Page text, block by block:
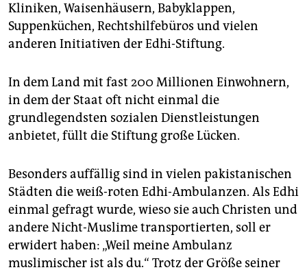
Kliniken, Waisenhäusern, Babyklappen,
Suppenküchen, Rechtshilfebüros und vielen
anderen Initiativen der Edhi-Stiftung.
In dem Land mit fast 200 Millionen Einwohnern,
in dem der Staat oft nicht einmal die
grundlegendsten sozialen Dienstleistungen
anbietet, füllt die Stiftung große Lücken.
Besonders auffällig sind in vielen pakistanischen
Städten die weiß-roten Edhi-Ambulanzen. Als Edhi
einmal gefragt wurde, wieso sie auch Christen und
andere Nicht-Muslime transportierten, soll er
erwidert haben: „Weil meine Ambulanz
muslimischer ist als du.“ Trotz der Größe seiner